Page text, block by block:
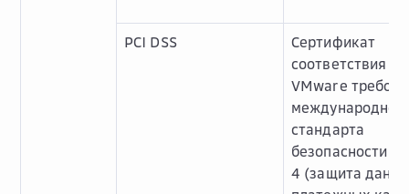
PCI DSS
Сертификат
соответствия
VMware
стандарта
безопасности
4 (защита